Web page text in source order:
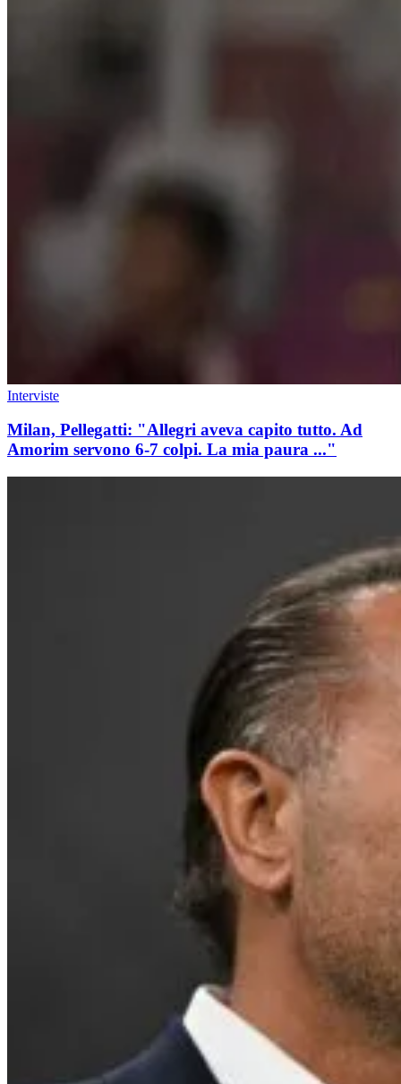
Interviste
Milan, Pellegatti: "Allegri aveva capito tutto. Ad
Amorim servono 6-7 colpi. La mia paura ..."